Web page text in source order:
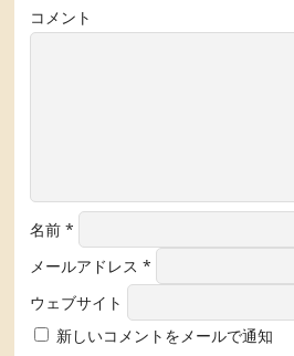
コメント
名前*
メールアドレス*
ウェブサイト
新しいコメントをメールで通知